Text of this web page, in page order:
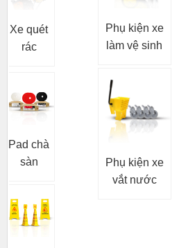
Xe quét
rác
Pad chà
sàn
Phụ kiện xe
làm vệ sinh
Phụ kiện xe
vắt nước